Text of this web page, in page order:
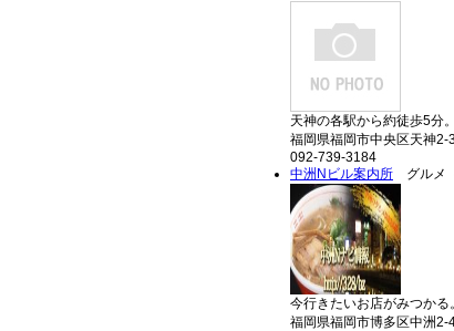
天神の各駅から約徒歩5分
福岡県福岡市中央区天神
092-739-3184
中洲Nビル案内所 グルメ
今行きたいお店がみつか
福岡県福岡市博多区中洲2-